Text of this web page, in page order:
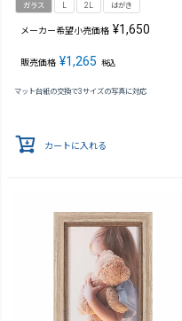
ガラス L 2L はがき
メーカー希望小売価格 ¥1,650
販売価格 ¥1,265 税込
マット台紙の交換で3サイズの写真に対応
カートに入れる